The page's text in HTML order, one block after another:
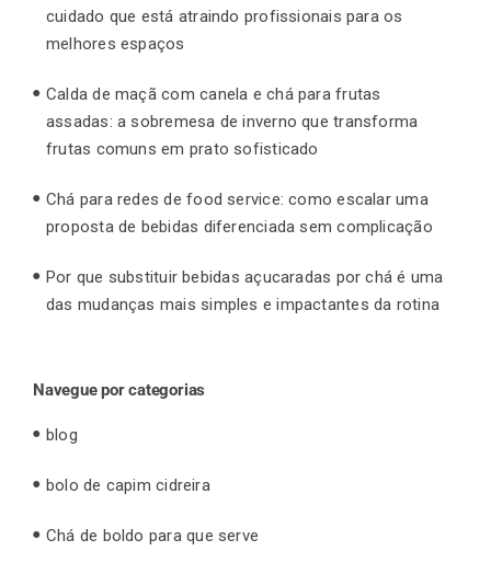
cuidado que está atraindo profissionais para os
melhores espaços
Calda de maçã com canela e chá para frutas
assadas: a sobremesa de inverno que transforma
frutas comuns em prato sofisticado
Chá para redes de food service: como escalar uma
proposta de bebidas diferenciada sem complicação
Por que substituir bebidas açucaradas por chá é uma
das mudanças mais simples e impactantes da rotina
Navegue por categorias
blog
bolo de capim cidreira
Chá de boldo para que serve